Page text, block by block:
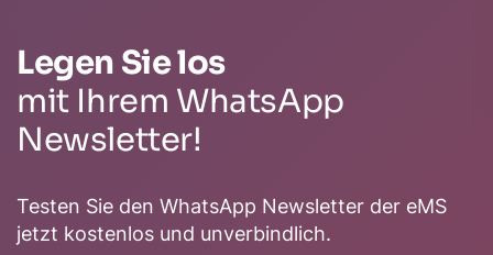
Legen Sie los
mit Ihrem WhatsApp
Newsletter!
Testen Sie den WhatsApp Newsletter der eMS
jetzt kostenlos und unverbindlich.